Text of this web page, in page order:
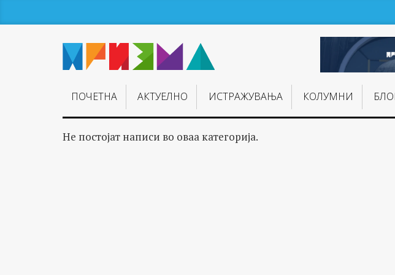
ПОЧЕТНА АКТУЕЛНО ИСТРАЖУВАЊA КОЛУМНИ
Не постојат написи во оваа категорија.